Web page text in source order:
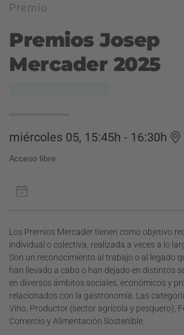
Premio
Premios Josep
Mercader 2025
miércoles 05, 15:45h - 16:30h
Acceso libre
Los Premios Mercader tienen como objetivo
individual o colectiva, realizada a veces a lo
Son un reconocimiento al trabajo o al legado
han llevado a cabo o han dejado en distintos
en diversos ámbitos sociales, económicos y
relacionados con la gastronomía. Las
Vino, Productor (sector agrícola y pesquero),
Comercio y Alimentación Sostenible.